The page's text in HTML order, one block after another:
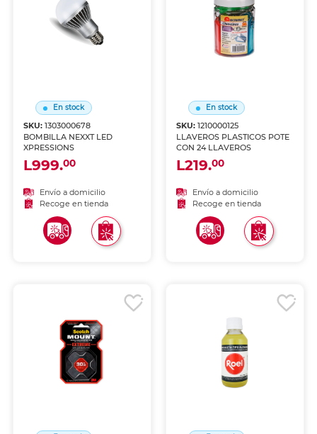
En stock
SKU:1303000678
BOMBILLA NEXXT LED
XPRESSIONS
L999.00
Envío a domicilio
Recoge en tienda
En stock
SKU: 1210000125
LLAVEROS PLASTICOS POTE
CON 24 LLAVEROS
L219.00
Envío a domicilio
Recoge en tienda